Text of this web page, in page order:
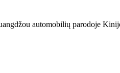
automobilių parodoje